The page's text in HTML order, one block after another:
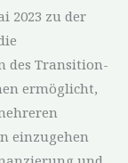
2023 zu der
des Transition-
ermöglicht,
einzugehen